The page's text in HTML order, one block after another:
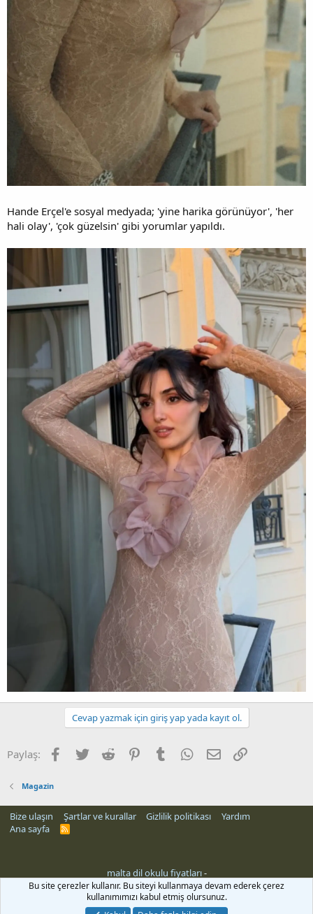
Hande Erçel'e sosyal medyada; 'yine harika görünüyor', 'her
hali olay', 'çok güzelsin' gibi yorumlar yapıldı.
Cevap yazmak için giriş yap yada kayıt ol.
Paylaş: Facebook
Twitter Reddit PinterestTumblr WhatsApp
E-posta
Magazin
Bize ulaşın Şartlar ve kurallar Gizlilik politikası
Yardım
Ana sayfa
R
malta dil okulu fiyatları-
siteleriBu site çerezler kullanır. Bu siteyi kullanmaya devam ederek çerez
kullanımımızı kabul etmiş olursunuz.